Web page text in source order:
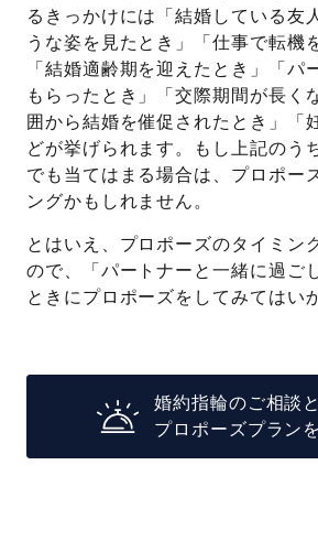
るきっかけには「結婚している友
うな姿を見たとき」「仕事で転機
「結婚適齢期を迎えたとき」「パ
もらったとき」「交際期間が長く
囲から結婚を催促されたとき」「
どが挙げられます。もし上記のう
でも当てはまる場合は、プロポー
ングかもしれません。
とはいえ、プロポーズのタイミン
ので、「パートナーと一緒に過ご
ときにプロポーズをしてみてはい
婚約指輪のご相談
プロポーズプラン